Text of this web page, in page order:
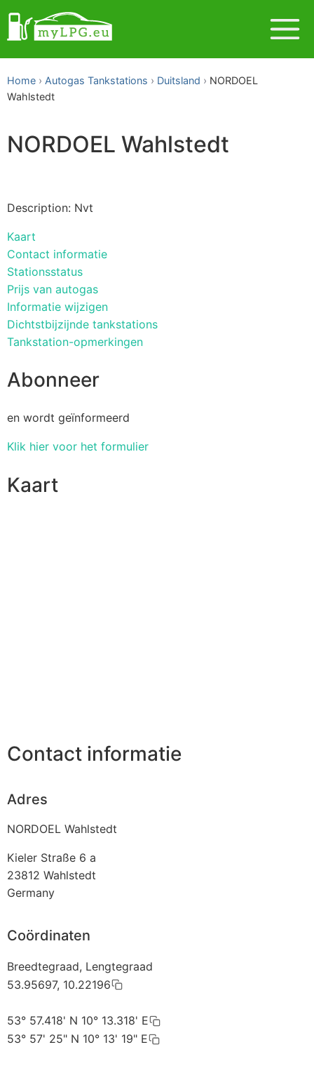
Home Autogas Tankstations Duitsland
NORDOEL
Wahlstedt
NORDOEL Wahlstedt
Description: Nvt
Kaart
Contact informatie
Stationsstatus
Prijs van autogas
Informatie wijzigen
Dichtstbijzijnde tankstations
Tankstation-opmerkingen
Abonneer
en wordt geïnformeerd
Klik hier voor het formulier
Kaart
Contact informatie
Adres
NORDOEL Wahlstedt
Kieler Straße 6 a
23812 Wahlstedt
Germany
Coördinaten
Breedtegraad, Lengtegraad
53.95697, 10.22196
53° 57.418' N 10° 13.318' E
53° 57' 25" N 10° 13' 19" E